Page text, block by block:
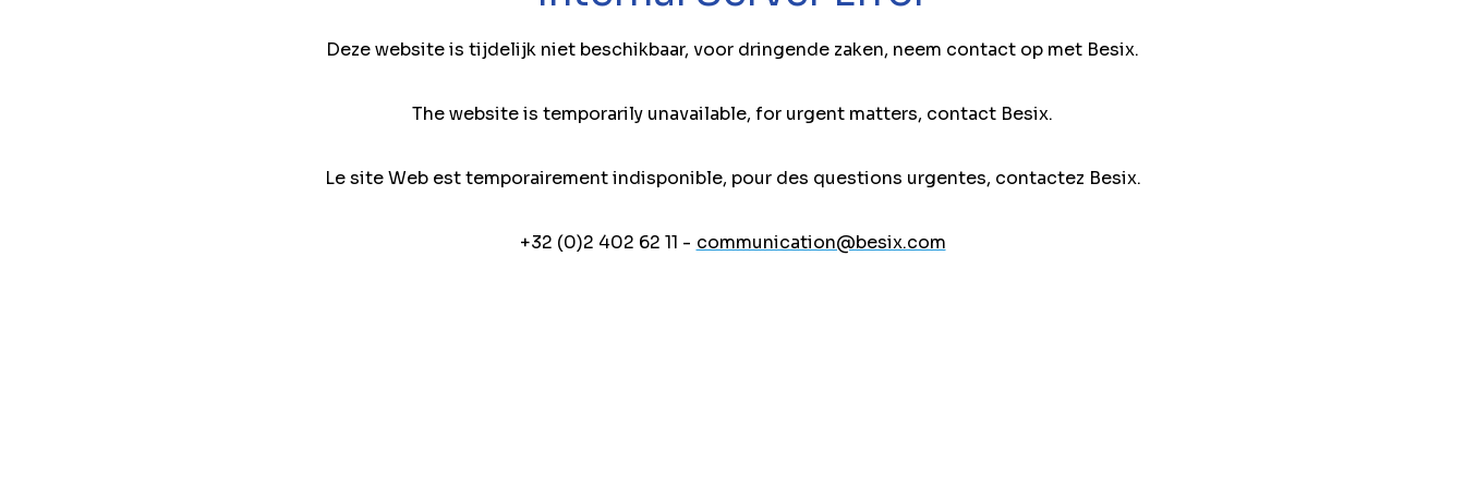
Deze website is tijdelijk niet beschikbaar, voor dringende zaken, neem contact op met Besix.
The website is temporarily unavailable, for urgent matters, contact Besix.
Le site Web est temporairement indisponible, pour des questions urgentes, contactez Besix.
+32 (0)2 402 62 11 - communication@besix.com